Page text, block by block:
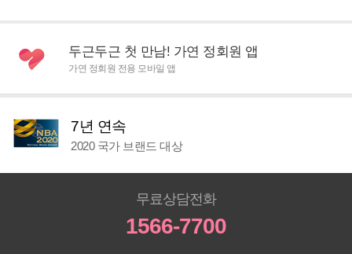
두근두근 첫 만남! 가연 정회원 앱
가연 정회원 전용 모바일 앱
7년 연속
2020 국가 브랜드 대상
무료상담전화
1566-7700